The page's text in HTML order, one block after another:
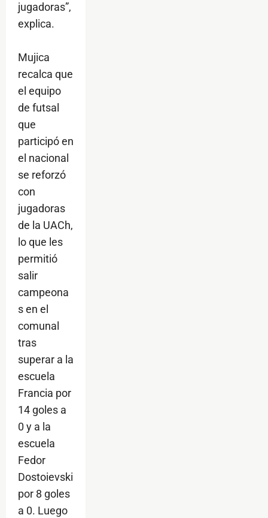
jugadoras”,
explica.
Mujica
recalca que
el equipo
de futsal
que
participó en
el nacional
se reforzó
con
jugadoras
de la UACh,
lo que les
permitió
salir
campeona
s en el
comunal
tras
superar a la
escuela
Francia por
14 goles a
0 y a la
escuela
Fedor
Dostoievski
por 8 goles
a 0. Luego